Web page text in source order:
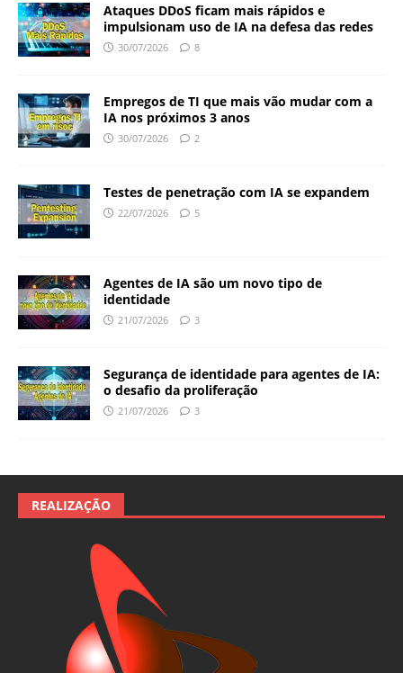
Ataques DDoS ficam mais rápidos e
impulsionam uso de IA na defesa das redes
30/07/2026 8
Empregos de TI que mais vão mudar com a
IA nos próximos 3 anos
30/07/2026 2
Testes de penetração com IA se expandem
22/07/2026 5
Agentes de IA são um novo tipo de
identidade
21/07/2026 3
Segurança de identidade para agentes de IA:
o desafio da proliferação
21/07/2026 3
REALIZAÇÃO